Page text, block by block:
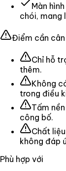
Màn
chói, mang
Điểm cần cân
Chỉ hỗ
thêm.
Không
trong điều
Tấm
công bố.
Chất
không đáp
Phù hợp với